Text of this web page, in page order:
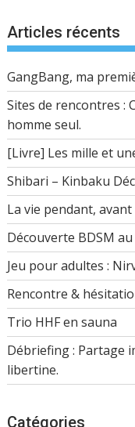
Articles récents
GangBang, ma
Sites de rencontres :
homme seul.
[Livre] Les mille et
Shibari – Kinbaku
La vie pendant, avant
Découverte BDSM
Jeu pour adultes :
Rencontre &
Trio HHF en sauna
Débriefing : Partage
libertine.
Catégories